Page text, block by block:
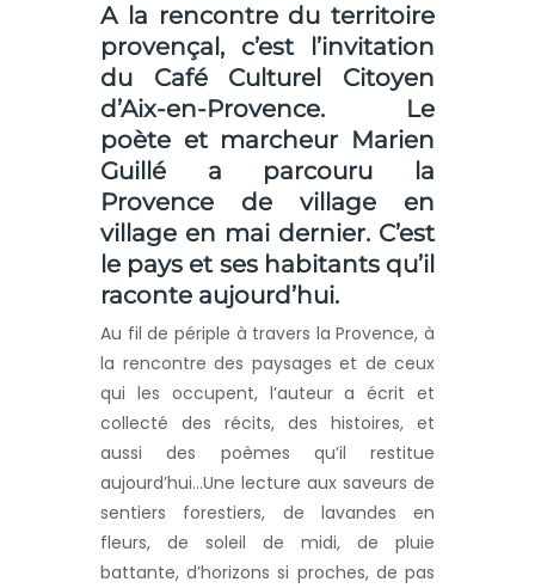
A la rencontre du territoire
provençal, c’est l’invitation
du Café Culturel Citoyen
d’Aix-en-Provence. Le
poète et marcheur Marien
Guillé a parcouru la
Provence de village en
village en mai dernier. C’est
le pays et ses habitants qu’il
raconte aujourd’hui.
Au fil de périple à travers la Provence, à
la rencontre des paysages et de ceux
qui les occupent, l’auteur a écrit et
collecté des récits, des histoires, et
aussi des poèmes qu’il restitue
aujourd’hui…Une lecture aux saveurs de
sentiers forestiers, de lavandes en
fleurs, de soleil de midi, de pluie
battante, d’horizons si proches, de pas